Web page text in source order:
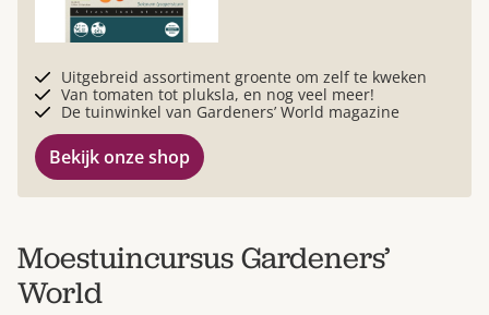
Uitgebreid assortiment groente om zelf te kweken
Van tomaten tot pluksla, en nog veel meer!
De tuinwinkel van Gardeners’ World magazine
Bekijk onze shop
Moestuincursus Gardeners’
World